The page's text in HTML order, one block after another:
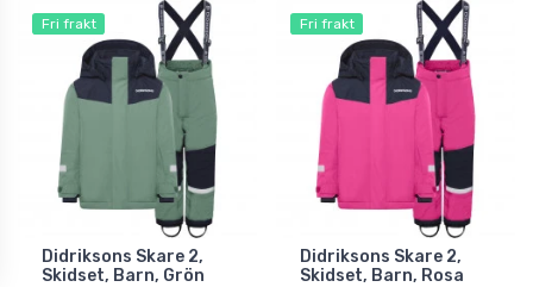
Fri frakt
Didriksons Skare 2,
Skidset, Barn, Grön
Fri frakt
Didriksons Skare 2,
Skidset, Barn, Rosa